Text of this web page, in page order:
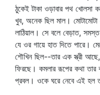
ঠুকেই টাকা ওড়াবার পথ খোলসা
খুব, অনেক ছিল মাল। মোটামোটা
লাঠিয়াল। সে বলে বেড়াত,
যে ওর গায়ে হাত দিতে পারে।
শৌখিন ছিল--তার এক স্ত্রী
ফিরছে। কমলার রূপের কথা তার
প্রবল। ওকে ঘরে নেবে এই হল